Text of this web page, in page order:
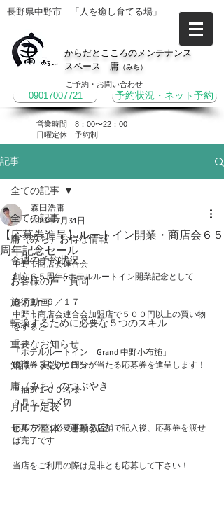
長野県中野市 「人を癒し育てる場」
からだとこころのメンテナンス
スペース 庸 （みち）
ご予約・お問い合わせ
09017007721 予約状況・ネット予約
営業時間 8：00〜22：00
​日曜定休 予約制
記事
全ての記事
庸（みち）お得な情報
今週の予約状況
お客様の声・質問
施術動画
転換するために必要な５つのスキル
重要なお知らせ
知識・実践サロン
庸（みち）のつぶやき
月間予定表
セルフ整体・運動教室
全ての記事
【応募券進呈】ルートイン開業・商店会６５
周年記念セール
森田浩庸
2023年7月31日
中野市商店会連合会
創立６５周年&ホテルルートイン開業記念として
８／１〜９／１７
中野市商店会連合会加盟店で５００円以上の買い物
をすると
「ホテルルートイン　Grand 中野小布施」
優待券３０００円分が当たる応募券を進呈します！
＊抽選１００名様
９月１７日〆切
応募方法：必要事項を店舗で記入後、応募券を渡せ
ば完了です
当店をご利用の際は是非とも応募して下さい！